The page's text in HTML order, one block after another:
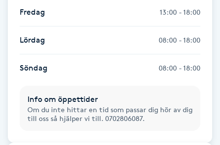
Fransk manikyr
Fransrengöring
Frekvensterapi
Friskvård
Fredag 13:00 - 18:00
Lördag 08:00 - 18:00
Söndag 08:00 - 18:00
Info om öppettider
Om du inte hittar en tid som passar dig hör av dig
till oss så hjälper vi till. 0702806087.